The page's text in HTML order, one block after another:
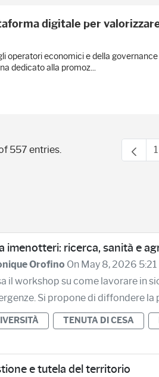
digitale per
operatori economici e della
dedicato alla promoz...
557 entries. 1
imenotteri: ricerca, sanità e
Orofino On May 8, 2026 5:21
il workshop su come lavorare in
Si propone di diffondere la
TENUTA DI CESA
e tutela del territorio